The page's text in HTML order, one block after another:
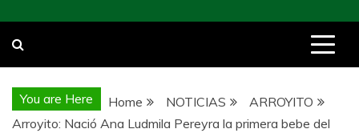
You are Here Home NOTICIAS
ARROYITO
Arroyito: Nació Ana Ludmila Pereyra la primera bebe del